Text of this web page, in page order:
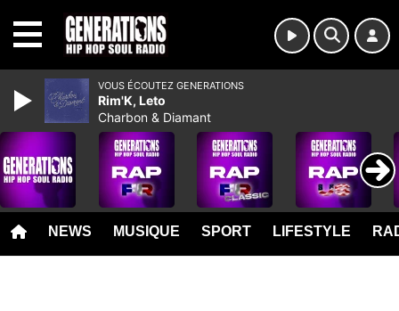
NEWS MUSIQUE SPORT LIFESTYLE
VOUS ÉCOUTEZ GENERATIONS
Rim'K, Leto
Charbon & Diamant